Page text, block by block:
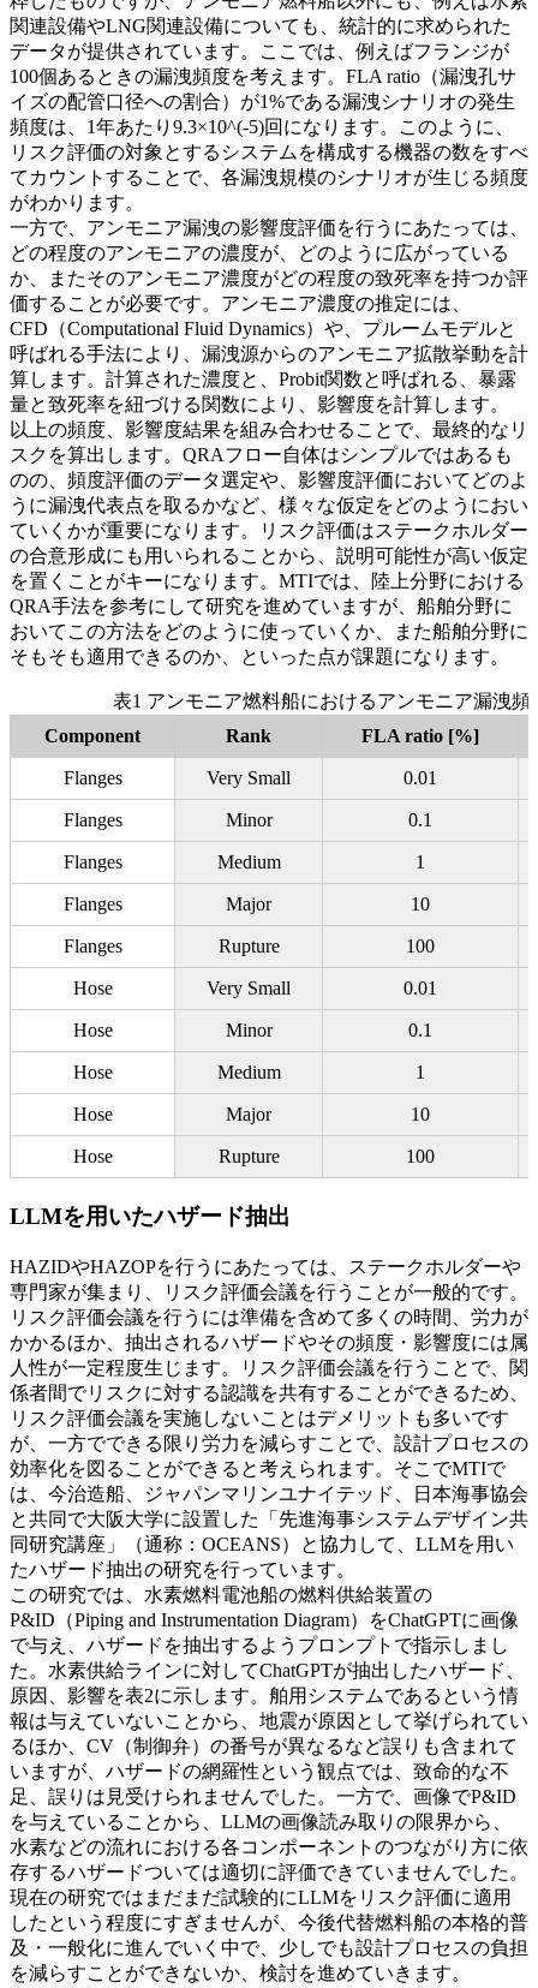
関連設備やLNG関連設備についても、統計的に求められた
データが提供されています。ここでは、例えばフランジが
100個あるときの漏洩頻度を考えます。FLA ratio（漏洩孔サ
イズの配管口径への割合）が1%である漏洩シナリオの発生
頻度は、1年あたり9.3×10^(-5)回になります。このように、
リスク評価の対象とするシステムを構成する機器の数をすべ
てカウントすることで、各漏洩規模のシナリオが生じる頻度
がわかります。
一方で、アンモニア漏洩の影響度評価を行うにあたっては、
どの程度のアンモニアの濃度が、どのように広がっている
か、またそのアンモニア濃度がどの程度の致死率を持つか評
価することが必要です。アンモニア濃度の推定には、
CFD（Computational Fluid Dynamics）や、プルームモデルと
呼ばれる手法により、漏洩源からのアンモニア拡散挙動を計
算します。計算された濃度と、Probit関数と呼ばれる、暴露
量と致死率を紐づける関数により、影響度を計算します。
以上の頻度、影響度結果を組み合わせることで、最終的なリ
スクを算出します。QRAフロー自体はシンプルではあるも
のの、頻度評価のデータ選定や、影響度評価においてどのよ
うに漏洩代表点を取るかなど、様々な仮定をどのようにおい
ていくかが重要になります。リスク評価はステークホルダー
の合意形成にも用いられることから、説明可能性が高い仮定
を置くことがキーになります。MTIでは、陸上分野における
QRA手法を参考にして研究を進めていますが、船舶分野に
おいてこの方法をどのように使っていくか、また船舶分野に
そもそも適用できるのか、といった点が課題になります。
表1 アンモニア燃料船におけるアンモニア漏洩頻
Component
Rank FLA ratio [%]
Flanges Very Small 0.01
Flanges Minor 0.1
Flanges Medium 1
Flanges Major 10
Flanges Rupture 100
Hose Very Small 0.01
Hose Minor 0.1
Hose Medium 1
Hose Major 10
Hose Rupture 100
LLMを用いたハザード抽出
HAZIDやHAZOPを行うにあたっては、ステークホルダーや
専門家が集まり、リスク評価会議を行うことが一般的です。
リスク評価会議を行うには準備を含めて多くの時間、労力が
かかるほか、抽出されるハザードやその頻度・影響度には属
人性が一定程度生じます。リスク評価会議を行うことで、関
係者間でリスクに対する認識を共有することができるため、
リスク評価会議を実施しないことはデメリットも多いです
が、一方でできる限り労力を減らすことで、設計プロセスの
効率化を図ることができると考えられます。そこでMTIで
は、今治造船、ジャパンマリンユナイテッド、日本海事協会
と共同で大阪大学に設置した「先進海事システムデザイン共
同研究講座」（通称：OCEANS）と協力して、LLMを用い
たハザード抽出の研究を行っています。
この研究では、水素燃料電池船の燃料供給装置の
P&ID（Piping and Instrumentation Diagram）をChatGPTに画像
で与え、ハザードを抽出するようプロンプトで指示しまし
た。水素供給ラインに対してChatGPTが抽出したハザード、
原因、影響を表2に示します。舶用システムであるという情
報は与えていないことから、地震が原因として挙げられてい
るほか、CV（制御弁）の番号が異なるなど誤りも含まれて
いますが、ハザードの網羅性という観点では、致命的な不
足、誤りは見受けられませんでした。一方で、画像でP&ID
を与えていることから、LLMの画像読み取りの限界から、
水素などの流れにおける各コンポーネントのつながり方に依
存するハザードついては適切に評価できていませんでした。
現在の研究ではまだまだ試験的にLLMをリスク評価に適用
したという程度にすぎませんが、今後代替燃料船の本格的普
及・一般化に進んでいく中で、少しでも設計プロセスの負担
を減らすことができないか、検討を進めていきます。